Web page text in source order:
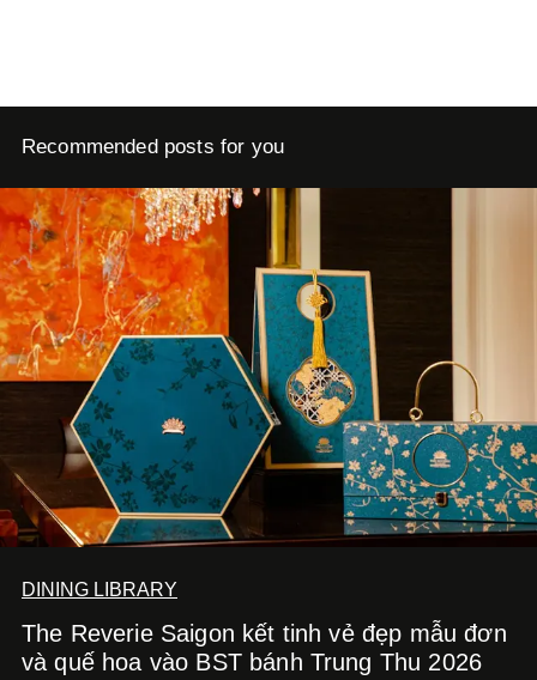
Recommended posts for you
DINING LIBRARY
The Reverie Saigon kết tinh vẻ đẹp mẫu đơn
và quế hoa vào BST bánh Trung Thu 2026